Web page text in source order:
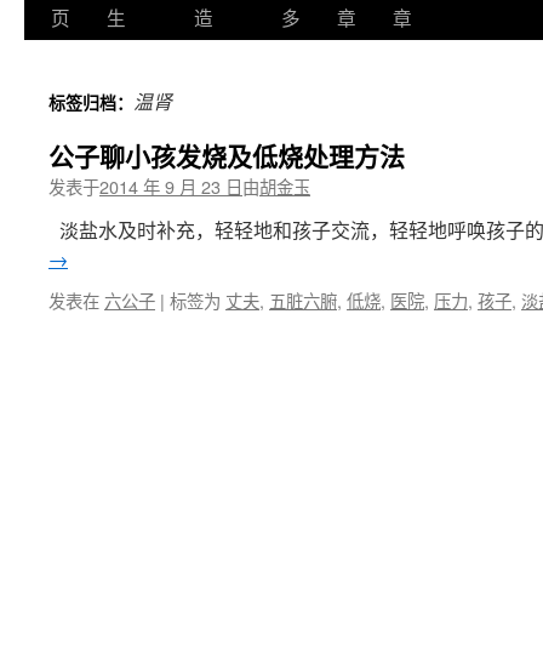
文
页
生
造
多
章
章
标签归档： 温肾
公子聊小孩发烧及低烧处理方法
发表于2014 年 9 月 23 日由胡金玉
淡盐水及时补充，轻轻地和孩子交流，轻轻地呼唤孩子
→
发表在六公子 | 标签为 丈夫, 五脏六腑, 低烧, 医院, 压力, 孩子, 淡